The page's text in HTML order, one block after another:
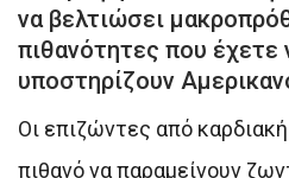
να βελτιώσει
πιθανότητες που έχετε
υποστηρίζουν
Οι επιζώντες από
πιθανό να παραμείνουν